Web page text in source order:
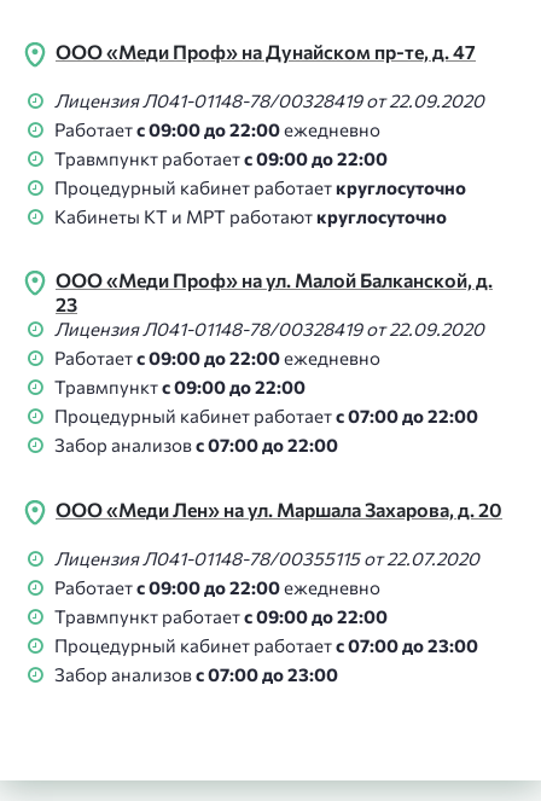
ООО «Меди Проф» на Дунайском пр-те, д. 47
Лицензия Л041-01148-78/00328419 от 22.09.2020
Работаетс 09:00 до 22:00ежедневно
Травмпункт работаетс 09:00 до 22:00
Процедурный кабинет работаеткруглосуточно
Кабинеты КТ и МРТ работаюткруглосуточно
ООО «Меди Проф» на ул. Малой Балканской, д.
23
Лицензия Л041-01148-78/00328419 от 22.09.2020
Работаетс 09:00 до 22:00ежедневно
Травмпунктс 09:00 до 22:00
Процедурный кабинет работаетс 07:00 до 22:00
Забор анализовс 07:00 до 22:00
ООО «Меди Лен» на ул. Маршала Захарова, д. 20
Лицензия Л041-01148-78/00355115 от 22.07.2020
Работаетс 09:00 до 22:00ежедневно
Травмпункт работаетс 09:00 до 22:00
Процедурный кабинет работаетс 07:00 до 23:00
Забор анализовс 07:00 до 23:00